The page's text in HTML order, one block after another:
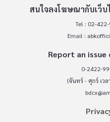
สนใจลงโฆษณากับเว็บ
Tel : 02-
Email :
Report an
0-2422-
(จันทร์ - ศุกร์ เว